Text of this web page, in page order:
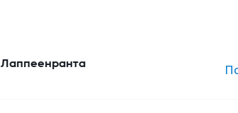
Лаппеенранта